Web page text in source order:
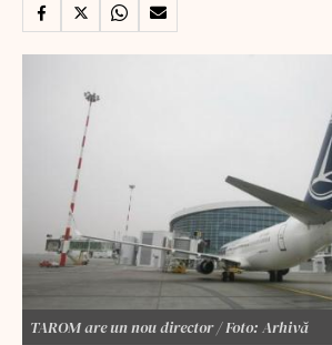
TAROM are un nou director / Foto: Arhivă